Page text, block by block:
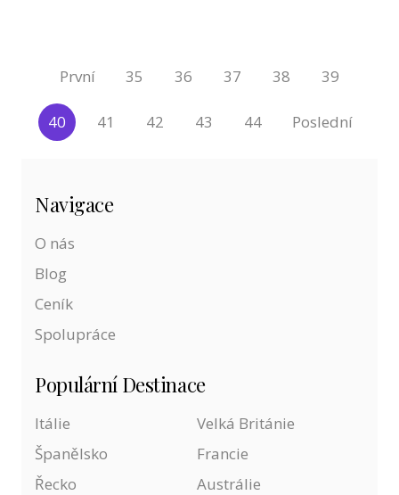
První 35 36 37 38 39
40 41 42 43 44 Poslední
Navigace
O nás
Blog
Ceník
Spolupráce
Populární Destinace
Itálie
Španělsko
Řecko
Velká Británie
Francie
Austrálie